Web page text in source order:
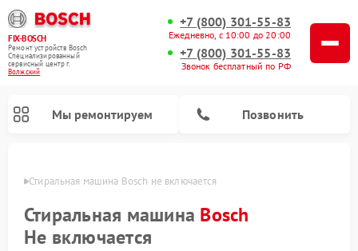
FIX-BOSCH
Ремонт устройств Bosch
Специализированный
cервисный центр г.
Волжский
+7 (800) 301-55-83
Ежедневно, с 10:00 до 20:00
+7 (800) 301-55-83
Звонок бесплатный по РФ
Мы ремонтируем Позвонить
Стиральная машина Bosch не включается
Стиральная машина Bosch
Не включается